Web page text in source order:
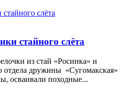
стайного слёта
из стай «Росинка» и
отдела дружины «Сугомакская»
осваивали походные...